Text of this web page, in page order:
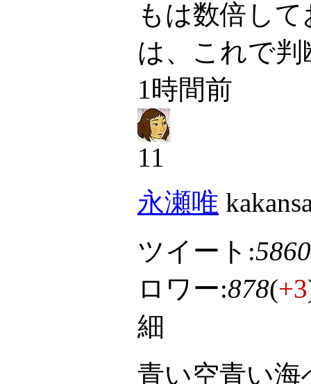
もは数倍し
は、これで判
1時間前
11
永瀬唯
ツイート:5860
ロワー:878(+3
細
青い空青い